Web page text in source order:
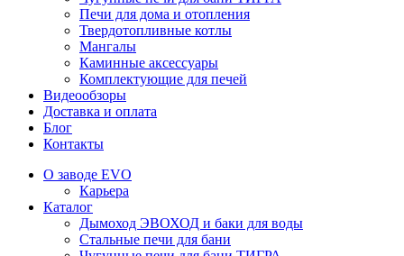
Печи для дома и отопления
Твердотопливные котлы
Мангалы
Каминные аксессуары
Комплектующие для печей
Видеообзоры
Доставка и оплата
Блог
Контакты
О заводе EVO
Карьера
Каталог
Дымоход ЭВОХОД и баки для воды
Стальные печи для бани